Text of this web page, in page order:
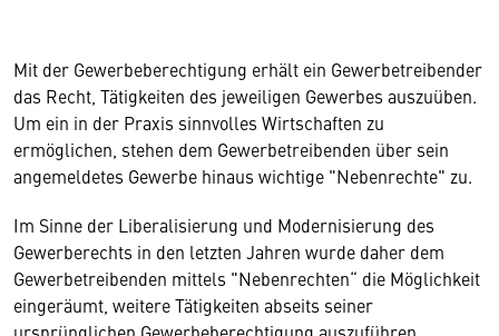
Mit der Gewerbeberechtigung erhält ein Gewerbetreibender
das Recht, Tätigkeiten des jeweiligen Gewerbes auszuüben.
Um ein in der Praxis sinnvolles Wirtschaften zu
ermöglichen, stehen dem Gewerbetreibenden über sein
angemeldetes Gewerbe hinaus wichtige "Nebenrechte" zu.
Im Sinne der Liberalisierung und Modernisierung des
Gewerberechts in den letzten Jahren wurde daher dem
Gewerbetreibenden mittels "Nebenrechten“ die Möglichkeit
eingeräumt, weitere Tätigkeiten abseits seiner